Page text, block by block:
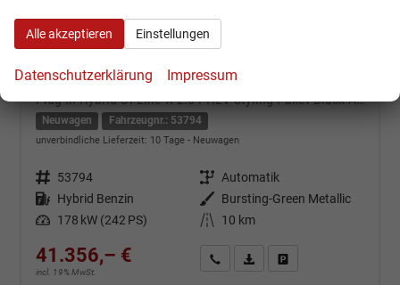
Ford Kuga
Plug-In Hybrid ST-Line X 2.5 PHEV Styling-Paket Black AHK
Neuwagen Fahrzeugnr.: 53794
unverbindliche Lieferzeit: 10 Tage Neuwagen
Fahrzeugnr. 53794 Getriebe Automatik
Kraftstoff Hybrid Benzin Außenfarbe
Bursting-Green Metallic
Leistung 178 kW (242 PS) Kilometerstand 10 km
41.356,– €
incl. 19% MwSt.
Kontakt & Angebot anfordern
PDF-Datei, Fahrzeugexposé
Alle akzeptieren Einstellungen
Datenschutzerklärung Impressum